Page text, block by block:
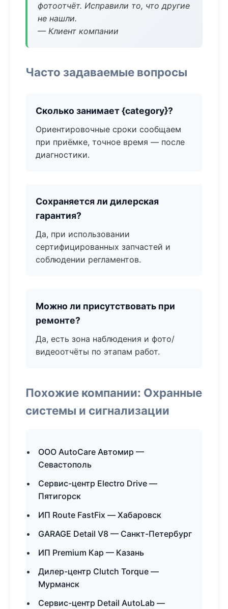
фотоотчёт. Исправили то, что другие
не нашли.
— Клиент компании
Часто задаваемые вопросы
Сколько занимает {category}?
Ориентировочные сроки сообщаем
при приёмке, точное время — после
диагностики.
Сохраняется ли дилерская
гарантия?
Да, при использовании
сертифицированных запчастей и
соблюдении регламентов.
Можно ли присутствовать при
ремонте?
Да, есть зона наблюдения и фото/
видеоотчёты по этапам работ.
Похожие компании: Охранные
системы и сигнализации
ООО AutoCare Автомир —
Севастополь
Сервис-центр Electro Drive —
Пятигорск
ИП Route FastFix — Хабаровск
GARAGE Detail V8 — Санкт-Петербург
ИП Premium Кар — Казань
Дилер-центр Clutch Torque —
Мурманск
Сервис-центр Detail AutoLab —